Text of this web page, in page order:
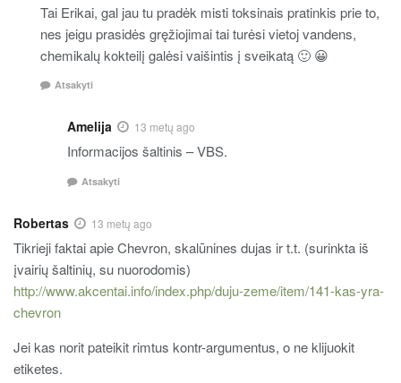
Tai Erikai, gal jau tu pradėk misti toksinais pratinkis prie to,
nes jeigu prasidės gręžiojimai tai turėsi vietoj vandens,
chemikalų kokteilį galėsi vaišintis į sveikatą 🙂 😀
Atsakyti
Amelija 13 metų ago
Informacijos šaltinis – VBS.
Atsakyti
Robertas 13 metų ago
Tikrieji faktai apie Chevron, skalūnines dujas ir t.t. (surinkta iš
įvairių šaltinių, su nuorodomis)
http://www.akcentai.info/index.php/duju-zeme/item/141-kas-yra-
chevron
Jei kas norit pateikit rimtus kontr-argumentus, o ne klijuokit
etiketes.